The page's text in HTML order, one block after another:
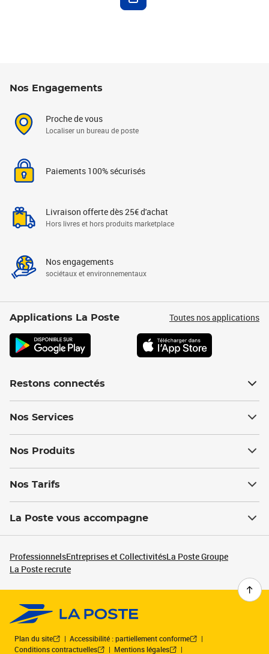
Nos Engagements
Proche de vous
Localiser un bureau de poste
Paiements 100% sécurisés
Livraison offerte dès 25€ d'achat
Hors livres et hors produits marketplace
Nos engagements
sociétaux et environnementaux
Applications La Poste Toutes nos applications
Restons connectés
Nos Services
Nos Produits
Nos Tarifs
La Poste vous accompagne
ProfessionnelsEntreprises et CollectivitésLa Poste Groupe
La Poste recrute
Plan du site
Accessibilité : partiellement conforme
Conditions contractuelles
Mentions légales